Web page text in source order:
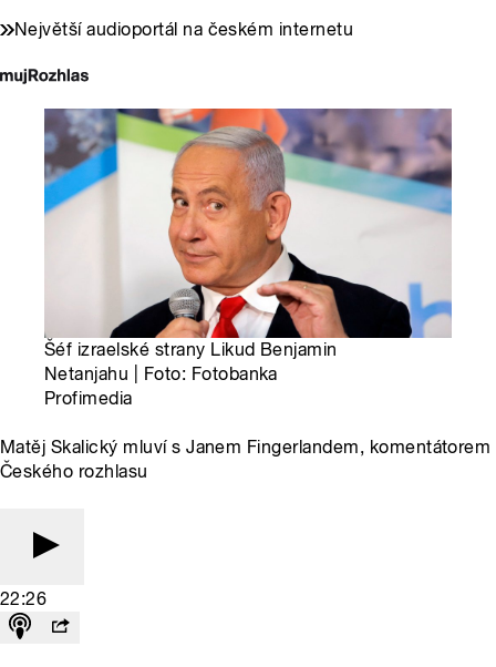
Největší audioportál na českém internetu
Šéf izraelské strany Likud Benjamin
Netanjahu | Foto: Fotobanka
Profimedia
Matěj Skalický mluví s Janem Fingerlandem, komentátorem
Českého rozhlasu
22:26